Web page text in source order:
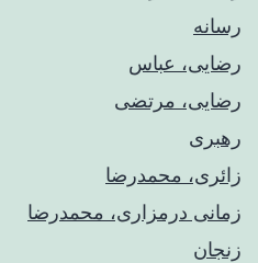
رسانه
رضایی، عباس
رضایی، مرتضی
رهبری
زائری، محمدرضا
زمانی درمزاری، محمدرضا
زنجان